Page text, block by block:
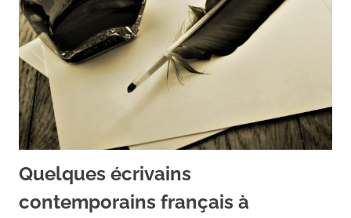
Quelques écrivains
contemporains français à